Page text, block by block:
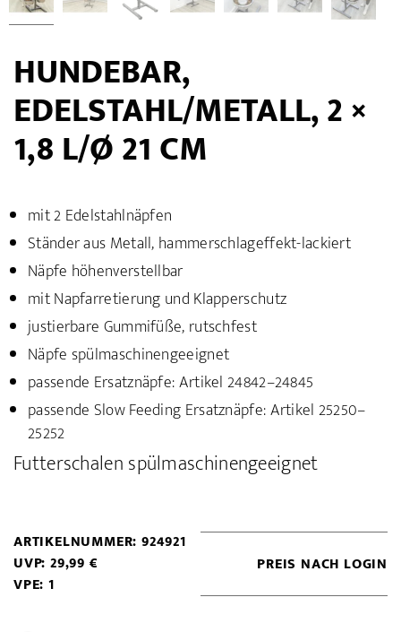
HUNDEBAR,
EDELSTAHL/METALL, 2 ×
1,8 L/Ø 21 CM
mit 2 Edelstahlnäpfen
Ständer aus Metall, hammerschlageffekt-lackiert
Näpfe höhenverstellbar
mit Napfarretierung und Klapperschutz
justierbare Gummifüße, rutschfest
Näpfe spülmaschinengeeignet
passende Ersatznäpfe: Artikel 24842–24845
passende Slow Feeding Ersatznäpfe: Artikel 25250–
25252
Futterschalen spülmaschinengeeignet
ARTIKELNUMMER: 924921
UVP: 29,99 €
VPE: 1
PREIS NACH LOGIN